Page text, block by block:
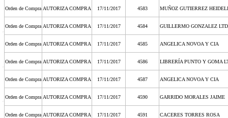
Orden de Compra AUTORIZA COMPRA 17/11/2017 4583 MUÑOZ GUTIERREZ
Orden de Compra AUTORIZA COMPRA 17/11/2017 4584 GUILLERMO GONZALEZ
Orden de Compra AUTORIZA COMPRA 17/11/2017 4585 ANGELICA NOVOA Y CIA
Orden de Compra AUTORIZA COMPRA 17/11/2017 4586 LIBRERÍA PUNTO Y GOMA
Orden de Compra AUTORIZA COMPRA 17/11/2017 4587 ANGELICA NOVOA Y CIA
Orden de Compra AUTORIZA COMPRA 17/11/2017 4590 GARRIDO MORALES JAIME
Orden de Compra AUTORIZA COMPRA 17/11/2017 4591 CACERES TORRES ROSA